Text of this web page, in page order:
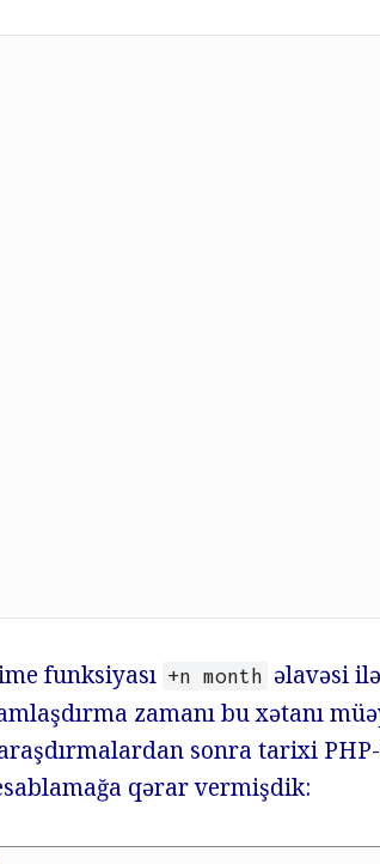
funksiyası +n month əlavəsi
zamanı bu xətanı
sonra tarixi
qərar vermişdik: